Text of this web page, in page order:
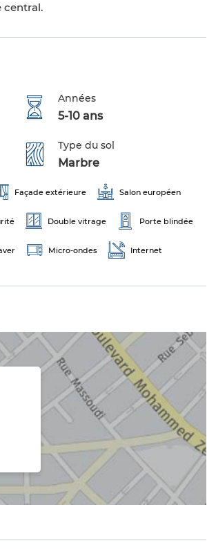
central.
Années
5-10 ans
Type du sol
Marbre
Façade extérieure Salon européen
Double vitrage Porte blindée
Micro-ondes Internet